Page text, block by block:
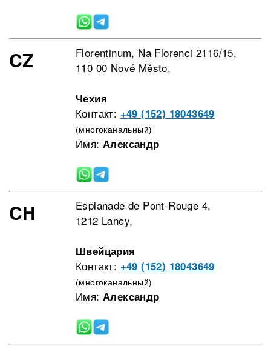
CZ
Florentinum, Na Florenci 2116/15,
110 00 Nové Město,
Чехия
Контакт: +49 (152) 18043649
(многоканальный)
Имя: Александр
CH
Esplanade de Pont-Rouge 4,
1212 Lancy,
Швейцария
Контакт: +49 (152) 18043649
(многоканальный)
Имя: Александр